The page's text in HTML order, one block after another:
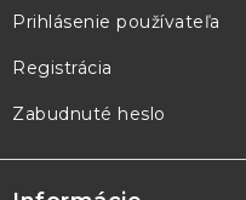
Prihlásenie používateľa
Registrácia
Zabudnuté heslo